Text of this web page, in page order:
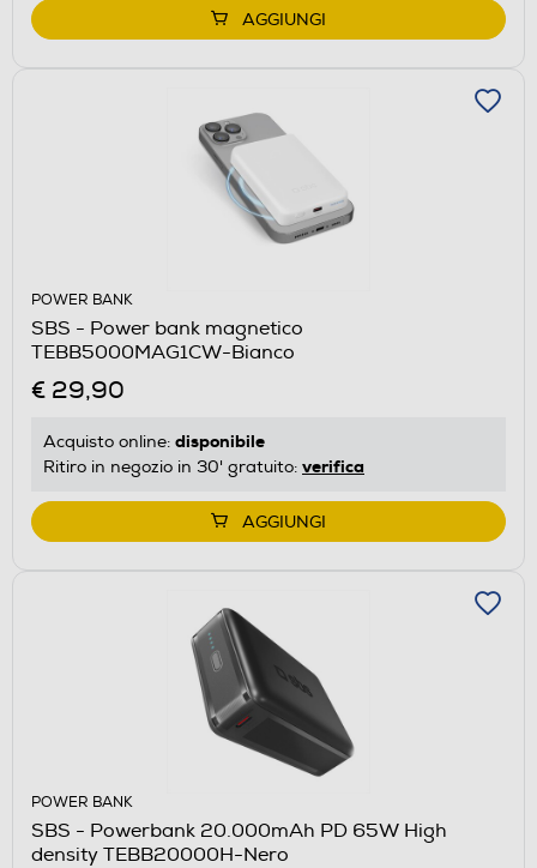
AGGIUNGI
POWER BANK
SBS - Power bank magnetico
TEBB5000MAG1CW-Bianco
€ 29,90
Acquisto online: disponibile
Ritiro in negozio in 30' gratuito: verifica
AGGIUNGI
POWER BANK
SBS - Powerbank 20.000mAh PD 65W High
density TEBB20000H-Nero